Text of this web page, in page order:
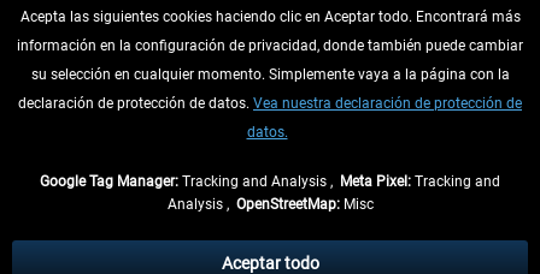
DESISTIR DEL CONTRATO
INFORMACIÓN
tasas de recepción si no se describe lo contrario
Acepta las siguientes cookies haciendo clic en Aceptar todo. Encontrará más
información en la configuración de privacidad, donde también puede cambiar
su selección en cualquier momento. Simplemente vaya a la página con la
declaración de protección de datos. Vea nuestra declaración de protección de
datos.
Google Tag Manager: Tracking and Analysis , Meta Pixel: Tracking and
Analysis , OpenStreetMap:Misc
Aceptar todo